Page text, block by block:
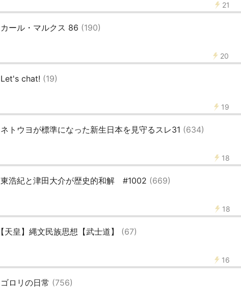
21
カール・マルクス 86 (190)
20
Let's chat! (19)
19
ネトウヨが標準になった新生日本を見守るスレ31 (634)
18
東浩紀と津田大介が歴史的和解 #1002 (669)
18
【天皇】縄文民族思想【武士道】 (67)
16
ゴロリの日常 (756)